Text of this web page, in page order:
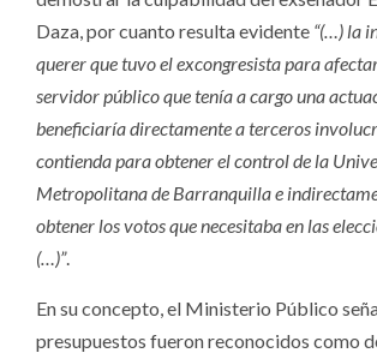
Daza, por cuanto resulta evidente “(…) la
querer que tuvo el excongresista para
servidor público que tenía a cargo una
beneficiaría directamente a terceros
contienda para obtener el control de la
Metropolitana de Barranquilla e
obtener los votos que necesitaba en las
(…)”.
En su concepto, el Ministerio Público
presupuestos fueron reconocidos como